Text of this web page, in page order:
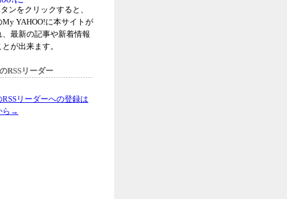
ンをクリックすると、
My YAHOO!に本サイトが
、最新の記事や新着情報
が出来ます。
RSSリーダー
RSSリーダーへの登録は
ら→